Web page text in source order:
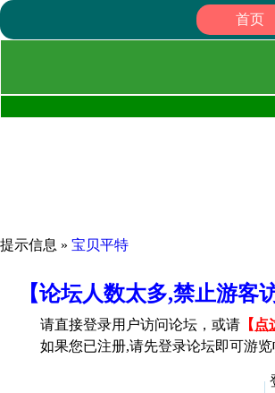
首页
提示信息 » 宝贝平特
【论坛人数太多,禁止游
请直接登录用户访问论坛，或请 【 点
如果您已注册,请先登录论坛即可游览